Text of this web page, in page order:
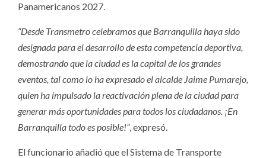
Panamericanos 2027.
“Desde Transmetro celebramos que Barranquilla haya sido
designada para el desarrollo de esta competencia deportiva,
demostrando que la ciudad es la capital de los grandes
eventos, tal como lo ha expresado el alcalde Jaime Pumarejo,
quien ha impulsado la reactivación plena de la ciudad para
generar más oportunidades para todos los ciudadanos. ¡En
Barranquilla todo es posible!”, expresó.
El funcionario añadió que el Sistema de Transporte